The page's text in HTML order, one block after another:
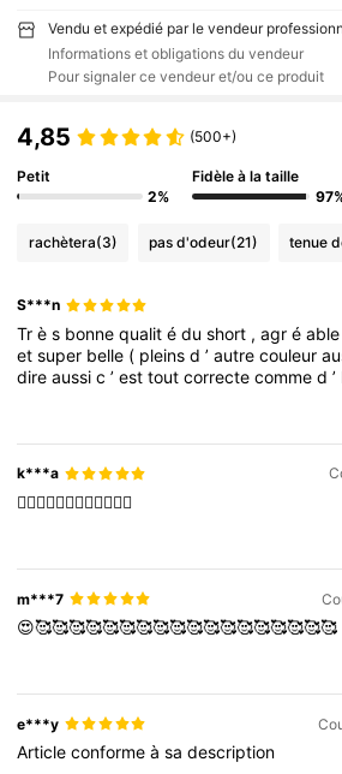
Vendu et expédié par le vendeur
Informations et obligations du vendeur
Pour signaler ce vendeur et/ou ce produit
4,85 (500+)
Petit
2%
Fidèle à la taille
rachètera(3) pas d'odeur(21) tenue
S***n
Très bonnequalitédushort ,agré
etsuper belle ( pleinsd’autrecouleur
direaussic’esttoutcorrectecommed’
k***a
🙂‍↔️🙂‍↔️🙂‍↔️🙂‍↔️🙂‍↔️🙂‍↔️
m***7
😍🥰🥰🥰🥰🥰🥰🥰🥰🥰🥰🥰🥰🥰🥰🥰🥰🥰🥰
e***y
Articleconformeàsadescription